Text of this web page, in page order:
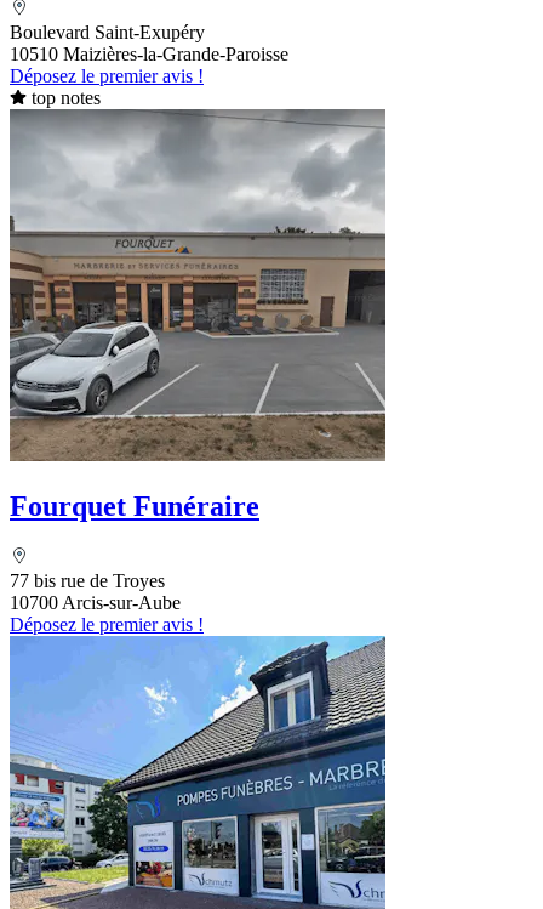
Boulevard Saint-Exupéry
10510 Maizières-la-Grande-Paroisse
Déposez le premier avis !
top notes
Fourquet Funéraire
77 bis rue de Troyes
10700 Arcis-sur-Aube
Déposez le premier avis !